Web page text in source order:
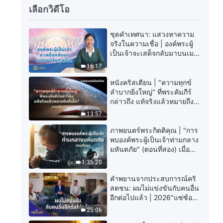
เลือกวิดีโอ
16:17
ชุดคำเทศนา: แสวงหาความ
จริงในความเชื่อ | องค์พระผู้
เป็นเจ้าจะเสด็จกลับมาบนเมฆ
13:57
หนังคริสเตียน | "ความทุกข์
ลำบากยิ่งใหญ่" ที่พระคัมภีร์
กล่าวถึง แท้จริงแล้วหมายถึง
1:35:20
ภาพยนตร์พระกิตติคุณ | "การ
พบองค์พระผู้เป็นเจ้าท่ามกลาง
มหันตภัย" (ตอนที่สอง) เมื่อ
25:06
คำพยานจากประสบการณ์คริ
สตชน: ผมไม่แข่งขันกับคนอื่น
อีกต่อไปแล้ว | 2026"แซ่ซ้อง